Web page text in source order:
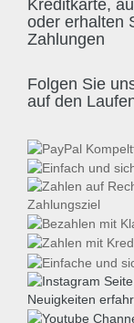
Kreditkarte,
oder erhalten
Zahlungen
Folgen Sie
auf den